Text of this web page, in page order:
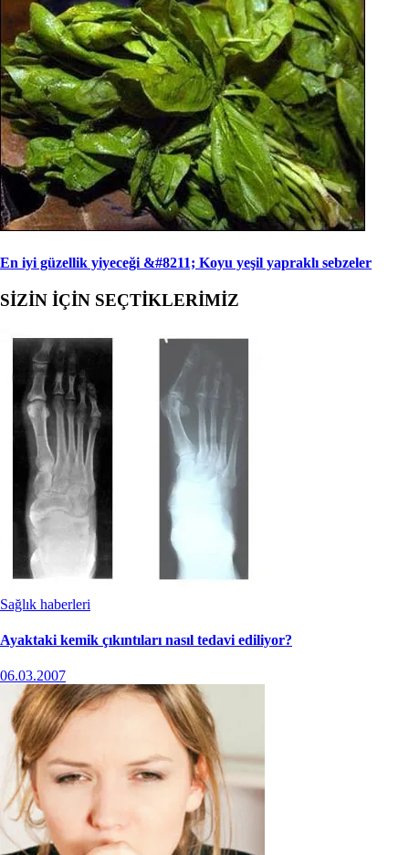
En iyi güzellik yiyeceği &#8211; Koyu yeşil yapraklı sebzeler
SİZİN İÇİN SEÇTİKLERİMİZ
Sağlık haberleri
Ayaktaki kemik çıkıntıları nasıl tedavi ediliyor?
06.03.2007